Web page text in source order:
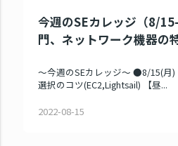
今週のSEカレッジ（8/
門、ネットワーク機器の
～今週のSEカレッジ～ ●8/15(月)
選択のコツ(EC2,Lightsail) 【昼...
2022-08-15